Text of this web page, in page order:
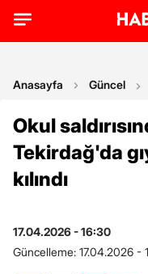
Anasayfa Güncel
Okul
Tekirdağ'da
kılındı
17.04.2026 - 16:30
Güncelleme: 17.04.2026 -